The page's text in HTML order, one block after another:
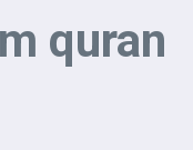
quran